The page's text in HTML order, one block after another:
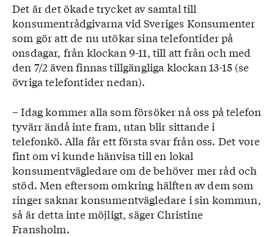
Det är det ökade trycket av samtal till
konsumentrådgivarna vid Sveriges Konsumenter
som gör att de nu utökar sina telefontider på
onsdagar, från klockan 9-11, till att från och med
den 7/2 även finnas tillgängliga klockan 13-15 (se
övriga telefontider nedan).
– Idag kommer alla som försöker nå oss på telefon
tyvärr ändå inte fram, utan blir sittande i
telefonkö. Alla får ett första svar från oss. Det vore
fint om vi kunde hänvisa till en lokal
konsumentvägledare om de behöver mer råd och
stöd. Men eftersom omkring hälften av dem som
ringer saknar konsumentvägledare i sin kommun,
så är detta inte möjligt, säger Christine
Fransholm.